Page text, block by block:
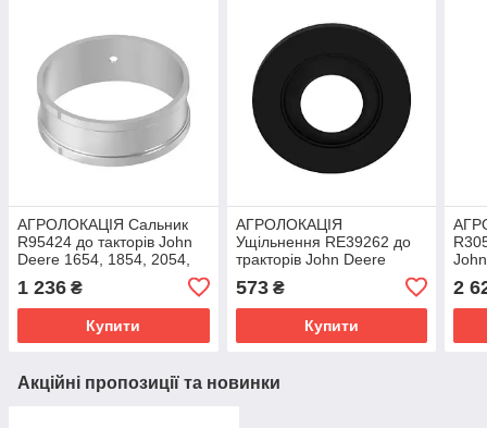
АГРОЛОКАЦІЯ Сальник
R95424 до такторів John
Deere 1654, 1854, 2054,
6130, 6150M, 6155J
1 236 ₴
Купити
АГРОЛОКАЦІЯ
Ущільнення RE39262 до
тракторів John Deere
6130, 6150J, 6175M, 6J-
1854, 6R
573₴
Купити
2
Акційні пропозиції та новинки